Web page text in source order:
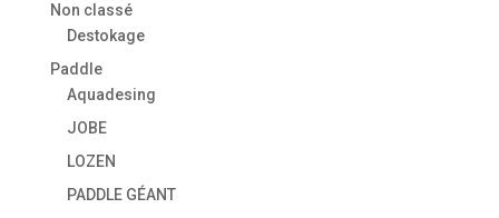
Non classé
Destokage
Paddle
Aquadesing
JOBE
LOZEN
PADDLE GÉANT